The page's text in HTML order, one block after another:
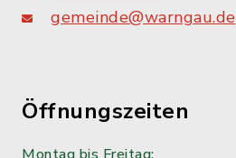
gemeinde@warngau.de
Öffnungszeiten